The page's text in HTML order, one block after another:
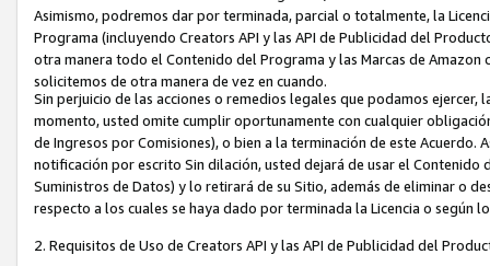
Asimismo, podremos dar por terminada, parcial o totalmente, la
Programa (incluyendo Creators API y las API de Publicidad del
otra manera todo el Contenido del Programa y las Marcas de
solicitemos de otra manera de vez en cuando.
Sin perjuicio de las acciones o remedios legales que podamos
momento, usted omite cumplir oportunamente con cualquier
de Ingresos por Comisiones), o bien a la terminación de este
notificación por escrito Sin dilación, usted dejará de usar el
Suministros de Datos) y lo retirará de su Sitio, además de eliminar o
respecto a los cuales se haya dado por terminada la Licencia o según
2. Requisitos de Uso de Creators API y las API de Publicidad del